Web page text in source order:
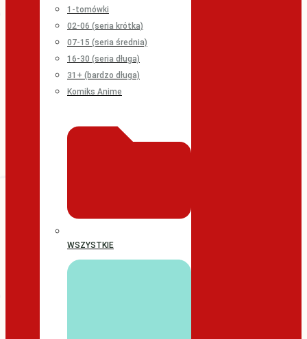
1-tomówki
02-06 (seria krótka)
07-15 (seria średnia)
16-30 (seria długa)
31+ (bardzo długa)
Komiks Anime
WSZYSTKIE